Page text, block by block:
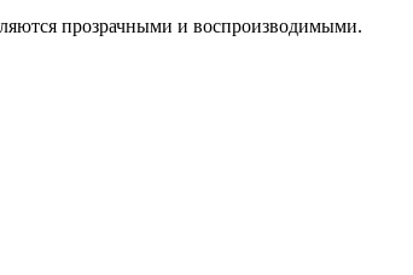
прозрачными и воспроизводимыми.